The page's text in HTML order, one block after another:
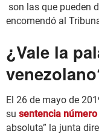
son las que pueden
encomendó al
¿Vale la
El 26 de mayo de
su sentencia número
absoluta” la junta